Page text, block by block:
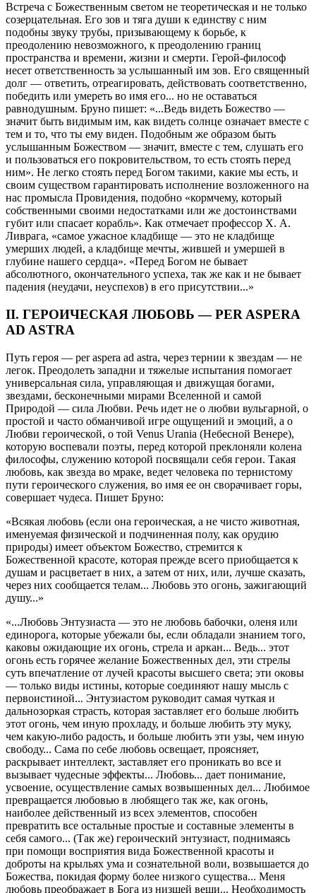
Встреча с Божественным светом не теоретическая и не только
созерцательная. Его зов и тяга души к единству с ним
подобны звуку трубы, призывающему к борьбе, к
преодолению невозможного, к преодолению границ
пространства и времени, жизни и смерти. Герой-философ
несет ответственность за услышанный им зов. Его священный
долг — ответить, отреагировать, действовать соответственно,
победить или умереть во имя его... но не оставаться
равнодушным. Бруно пишет: «...Ведь видеть Божество —
значит быть видимым им, как видеть солнце означает вместе с
тем и то, что ты ему виден. Подобным же образом быть
услышанным Божеством — значит, вместе с тем, слушать его
и пользоваться его покровительством, то есть стоять перед
ним». Не легко стоять перед Богом такими, какие мы есть, и
своим существом гарантировать исполнение возложенного на
нас промысла Провидения, подобно «кормчему, который
собственными своими недостатками или же достоинствами
губит или спасает корабль». Как отмечает профессор X. А.
Ливрага, «самое ужасное кладбище — это не кладбище
умерших людей, а кладбище мечты, жившей и умершей в
глубине нашего сердца». «Перед Богом не бывает
абсолютного, окончательного успеха, так же как и не бывает
падения (неудачи, неуспехов) в его присутствии...»
II. ГЕРОИЧЕСКАЯ ЛЮБОВЬ — PER ASPERA
AD ASTRA
Путь героя — per aspera ad astra, через тернии к звездам — не
легок. Преодолеть западни и тяжелые испытания помогает
универсальная сила, управляющая и движущая богами,
звездами, бесконечными мирами Вселенной и самой
Природой — сила Любви. Речь идет не о любви вульгарной, о
простой и часто обманчивой игре ощущений и эмоций, а о
Любви героической, о той Venus Urania (Небесной Венере),
которую воспевали поэты, перед которой преклоняли колена
философы, служению которой посвящали себя герои. Такая
любовь, как звезда во мраке, ведет человека по тернистому
пути героического служения, во имя ее он сворачивает горы,
совершает чудеса. Пишет Бруно:
«Всякая любовь (если она героическая, а не чисто животная,
именуемая физической и подчиненная полу, как орудию
природы) имеет объектом Божество, стремится к
Божественной красоте, которая прежде всего приобщается к
душам и расцветает в них, а затем от них, или, лучше сказать,
через них сообщается телам... Любовь это огонь, зажигающий
душу...»
«...Любовь Энтузиаста — это не любовь бабочки, оленя или
единорога, которые убежали бы, если обладали знанием того,
каковы ожидающие их огонь, стрела и аркан... Ведь... этот
огонь есть горячее желание Божественных дел, эти стрелы
суть впечатление от лучей красоты высшего света; эти оковы
— только виды истины, которые соединяют нашу мысль с
первоистиной... Энтузиастом руководит самая чуткая и
дальнозоркая страсть, которая заставляет его больше любить
этот огонь, чем иную прохладу, и больше любить эту муку,
чем какую-либо радость, и больше любить эти узы, чем иную
свободу... Сама по себе любовь освещает, проясняет,
раскрывает интеллект, заставляет его проникать во все и
вызывает чудесные эффекты... Любовь... дает понимание,
усвоение, осуществление самых возвышенных дел... Любимое
превращается любовью в любящего так же, как огонь,
наиболее действенный из всех элементов, способен
превратить все остальные простые и составные элементы в
себя самого... (Так же) героический энтузиаст, поднимаясь
при помощи восприятия вида Божественной красоты и
доброты на крыльях ума и сознательной воли, возвышается до
Божества, покидая форму более низкого существа... Меня
любовь преображает в Бога из низшей вещи... Необходимость